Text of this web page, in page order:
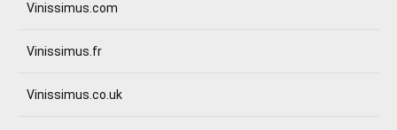
Vinissimus.com
Vinissimus.fr
Vinissimus.co.uk